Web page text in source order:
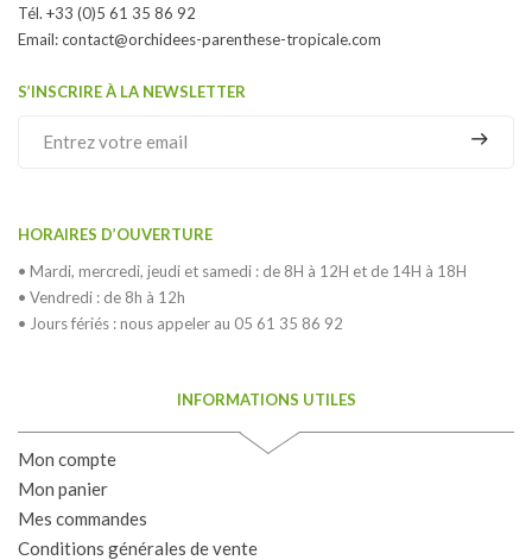
Tél. +33 (0)5 61 35 86 92
Email:contact@orchidees-parenthese-tropicale.com
S’INSCRIRE À LA NEWSLETTER
HORAIRES D’OUVERTURE
• Mardi, mercredi, jeudi et samedi : de 8H à 12H et de 14H à 18H
• Vendredi : de 8h à 12h
• Jours fériés : nous appeler au 05 61 35 86 92
INFORMATIONS UTILES
Mon compte
Mon panier
Mes commandes
Conditions générales de vente